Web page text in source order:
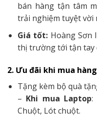
bán hàng tận tâm
trải nghiệm tuyệt vời
Giá tốt: Hoàng Sơn
thị trường tới tận tay
2. Ưu đãi khi mua
Tặng kèm bộ quà
– Khi mua Laptop:
Chuột, Lót chuột.